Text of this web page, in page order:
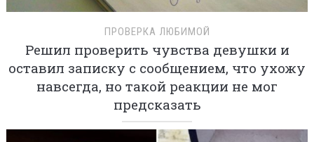
ПРОВЕРКА ЛЮБИМОЙ
Решил проверить чувства девушки и
оставил записку с сообщением, что ухожу
навсегда, но такой реакции не мог
предсказать